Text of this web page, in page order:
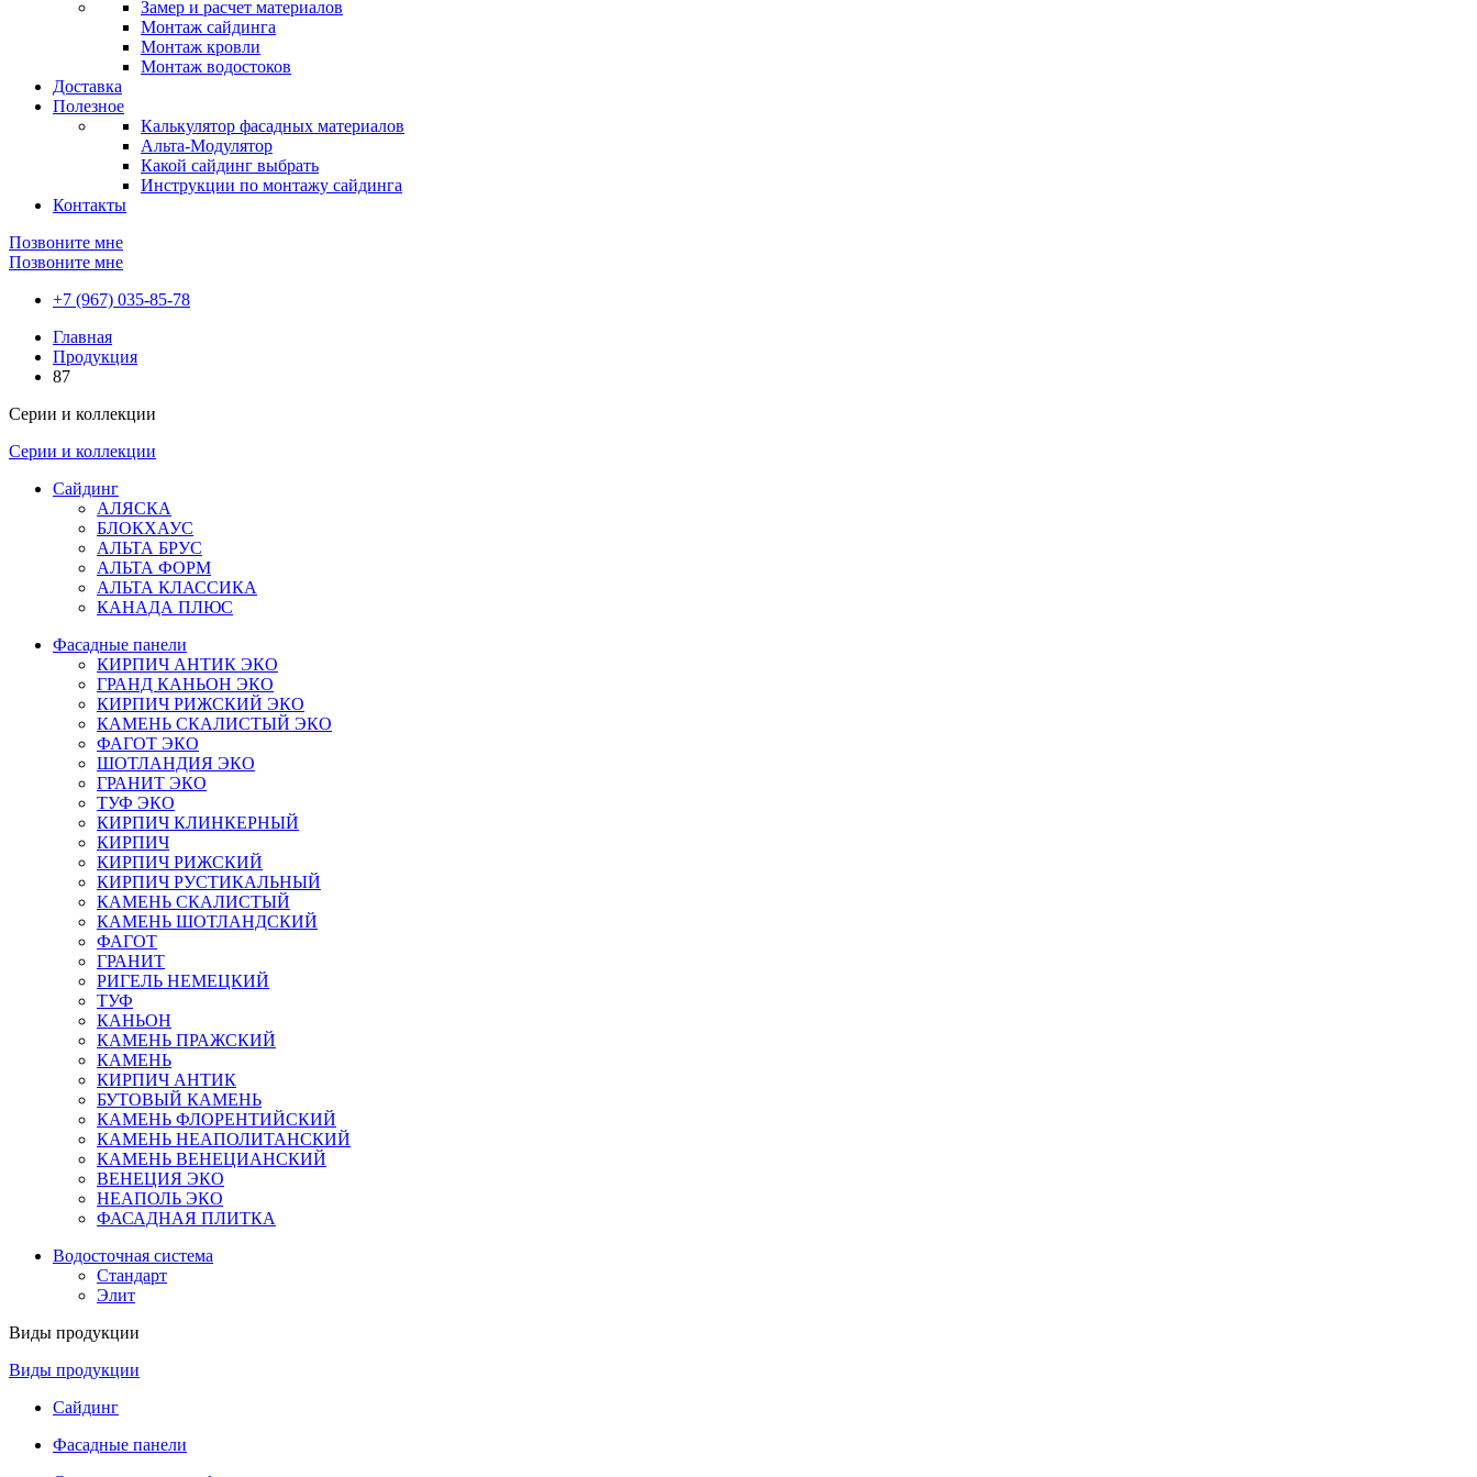
Замер и расчет материалов
Монтаж сайдинга
Монтаж кровли
Монтаж водостоков
Доставка
Полезное
Калькулятор фасадных материалов
Альта-Модулятор
Какой сайдинг выбрать
Инструкции по монтажу сайдинга
Контакты
Позвоните мне
Позвоните мне
+7 (967) 035-85-78
Главная
Продукция
87
Серии и коллекции
Серии и коллекции
Сайдинг
АЛЯСКА
БЛОКХАУС
АЛЬТА БРУС
АЛЬТА ФОРМ
АЛЬТА КЛАССИКА
КАНАДА ПЛЮС
Фасадные панели
КИРПИЧ АНТИК ЭКО
ГРАНД КАНЬОН ЭКО
КИРПИЧ РИЖСКИЙ ЭКО
КАМЕНЬ СКАЛИСТЫЙ ЭКО
ФАГОТ ЭКО
ШОТЛАНДИЯ ЭКО
ГРАНИТ ЭКО
ТУФ ЭКО
КИРПИЧ КЛИНКЕРНЫЙ
КИРПИЧ
КИРПИЧ РИЖСКИЙ
КИРПИЧ РУСТИКАЛЬНЫЙ
КАМЕНЬ СКАЛИСТЫЙ
КАМЕНЬ ШОТЛАНДСКИЙ
ФАГОТ
ГРАНИТ
РИГЕЛЬ НЕМЕЦКИЙ
ТУФ
КАНЬОН
КАМЕНЬ ПРАЖСКИЙ
КАМЕНЬ
КИРПИЧ АНТИК
БУТОВЫЙ КАМЕНЬ
КАМЕНЬ ФЛОРЕНТИЙСКИЙ
КАМЕНЬ НЕАПОЛИТАНСКИЙ
КАМЕНЬ ВЕНЕЦИАНСКИЙ
ВЕНЕЦИЯ ЭКО
НЕАПОЛЬ ЭКО
ФАСАДНАЯ ПЛИТКА
Водосточная система
Стандарт
Элит
Виды продукции
Виды продукции
Сайдинг
Фасадные панели